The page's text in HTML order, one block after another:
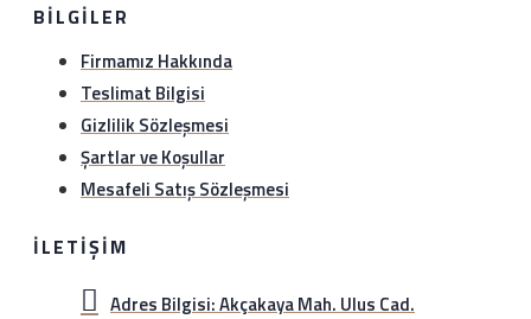
BILGILER
Firmamız Hakkında
Teslimat Bilgisi
Gizlilik Sözleşmesi
Şartlar ve Koşullar
Mesafeli Satış Sözleşmesi
İLETIŞIM
Adres Bilgisi: Akçakaya Mah. Ulus Cad.